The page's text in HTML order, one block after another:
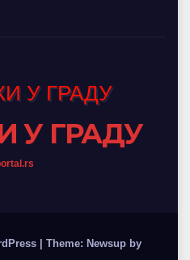
У ГРАДУ
Theme: Newsup by